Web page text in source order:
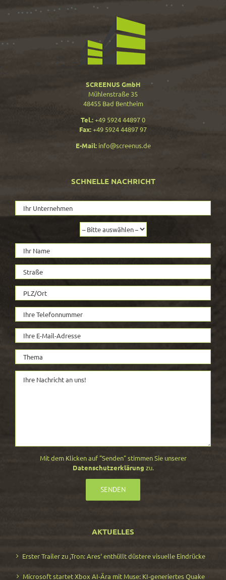
SCREENUS GmbH
Mühlenstraße 35
48455 Bad Bentheim
Tel.:+49 5924 44897 0
Fax:+49 5924 44897 97
E-Mail: info@screenus.de
SCHNELLE NACHRICHT
Mit dem Klicken auf "Senden" stimmen Sie unserer
Datenschutzerklärung zu.
AKTUELLES
Erster Trailer zu ‚Tron: Ares‘ enthüllt düstere visuelle Eindrücke
Microsoft startet Xbox AI-Ära mit Muse: KI-generiertes Quake